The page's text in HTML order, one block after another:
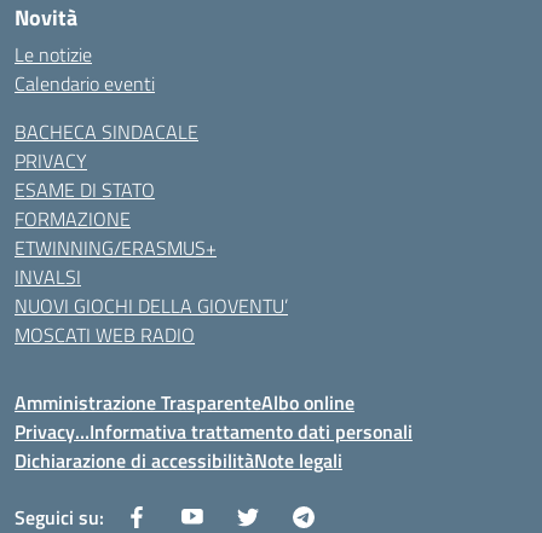
Novità
Le notizie
Calendario eventi
BACHECA SINDACALE
PRIVACY
ESAME DI STATO
FORMAZIONE
ETWINNING/ERASMUS+
INVALSI
NUOVI GIOCHI DELLA GIOVENTU’
MOSCATI WEB RADIO
Amministrazione TrasparenteAlbo online
Privacy…Informativa trattamento dati personali
Dichiarazione di accessibilitàNote legali
Seguici su: